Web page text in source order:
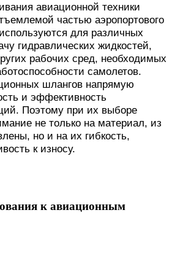
авиационной техники
частью аэропортового
для различных
гидравлических жидкостей,
рабочих сред, необходимых
самолетов.
шлангов напрямую
и эффективность
Поэтому при их выборе
не только на материал, из
но и на их гибкость,
к износу.
к авиационным